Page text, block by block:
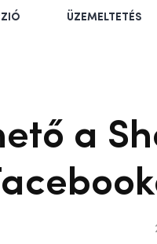
ÜZEMELTETÉS
a